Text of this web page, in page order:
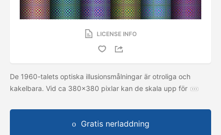
LICENSE INFO
De 1960-talets optiska illusionsmålningar är otroliga och
kakelbara. Vid ca 380x380 pixlar kan de skala upp för
Gratis nerladdning